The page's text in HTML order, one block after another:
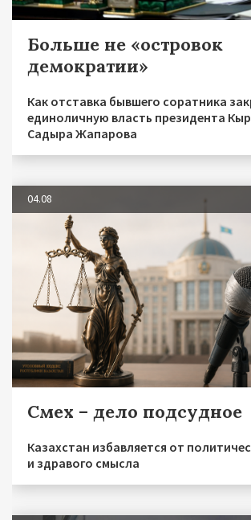
Больше не «островок
демократии»
Как отставка бывшего соратника
единоличную власть президента
Садыра Жапарова
04.08
Смех – дело подсудное
Казахстан избавляется от
и здравого смысла